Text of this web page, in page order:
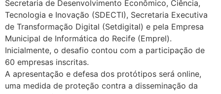
Secretaria de Desenvolvimento Econômico, Ciência,
Tecnologia e Inovação (SDECTI), Secretaria Executiva
de Transformação Digital (Setdigital) e pela Empresa
Municipal de Informática do Recife (Emprel).
Inicialmente, o desafio contou com a participação de
60 empresas inscritas.
A apresentação e defesa dos protótipos será online,
uma medida de proteção contra a disseminação da